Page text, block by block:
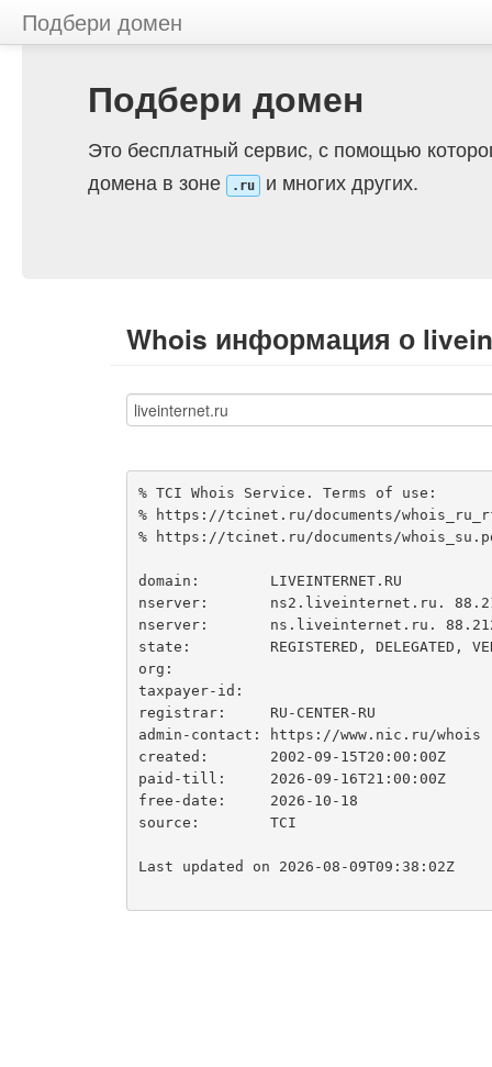
Подбери домен
Подбери домен
Это бесплатный сервис, с помощью
домена в зоне
.ru и многих других.
Whois информация о
% TCI Whois Service. Terms of use:
% https://tcinet.ru/documents/
% https://tcinet.ru/documents/
domain:        LIVEINTERNET.RU
nserver:       ns2.liveinternet.ru.
nserver:       ns.liveinternet.ru.
state:         REGISTERED, DELEGATED,
org:
taxpayer-id:
registrar:     RU-CENTER-RU
admin-contact: https://www.nic.ru/whois
created:       2002-09-15T20:00:00Z
paid-till:     2026-09-16T21:00:00Z
free-date:     2026-10-18
source:        TCI
Last updated on 2026-08-09T09:38:02Z